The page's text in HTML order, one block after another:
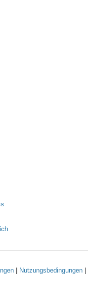
Nutzungsbedingungen